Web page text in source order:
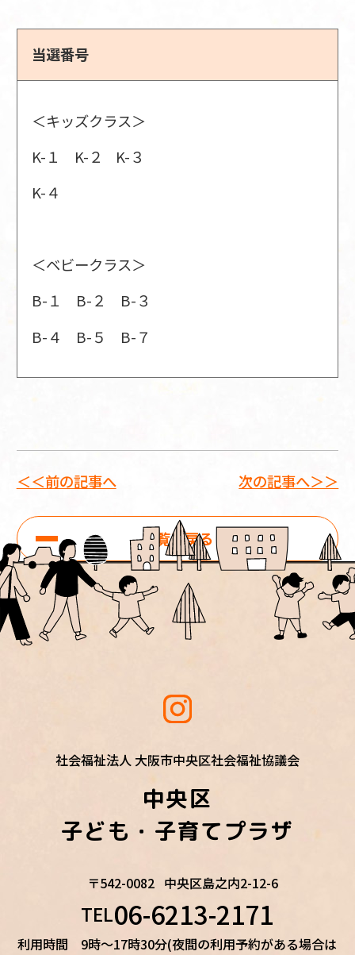
当選番号
＜キッズクラス＞
K-１ K-２ K-３
K-４
＜ベビークラス＞
B-１ B-２ B-３
B-４ B-５ B-７
＜＜前の記事へ
一覧に戻る
次の記事へ＞＞
社会福祉法人 大阪市中央区社会福祉協議会
中央区
子ども・子育てプラザ
〒542-0082 中央区島之内2-12-6
TEL06-6213-2171
利用時間 9時～17時30分(夜間の利用予約がある場合は